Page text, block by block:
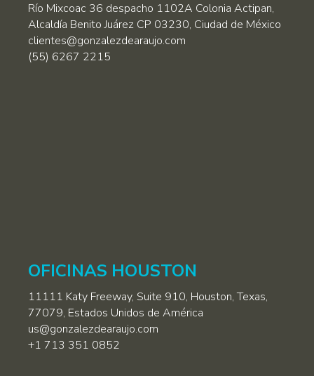
Río Mixcoac 36 despacho 1102A Colonia Actipan,
Alcaldía Benito Juárez CP 03230, Ciudad de México
clientes@gonzalezdearaujo.com
(55) 6267 2215
OFICINAS HOUSTON
11111 Katy Freeway, Suite 910, Houston, Texas,
77079, Estados Unidos de América
us@gonzalezdearaujo.com
+1 713 351 0852